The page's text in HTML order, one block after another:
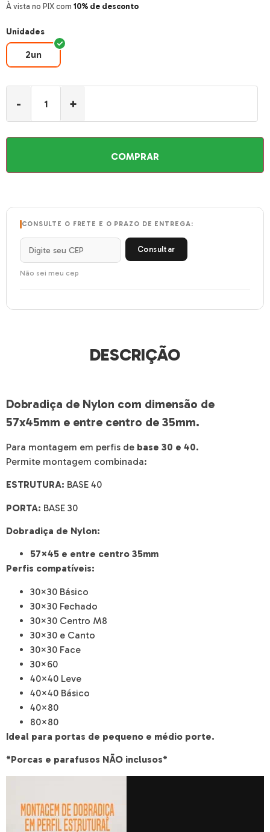
À vista no PIX com 10% de desconto
Unidades
2un
- +
COMPRAR
CONSULTE O FRETE E O PRAZO DE ENTREGA:
Consultar
Não sei meu cep
DESCRIÇÃO
Dobradiça de Nylon com dimensão de
57x45mm e entre centro de 35mm.
Para montagem em perfis de base 30 e 40.
Permite montagem combinada:
ESTRUTURA: BASE 40
PORTA: BASE 30
Dobradiça de Nylon:
57×45 e entre centro 35mm
Perfis compatíveis:
30×30 Básico
30×30 Fechado
30×30 Centro M8
30×30 e Canto
30×30 Face
30×60
40×40 Leve
40×40 Básico
40×80
80×80
Ideal para portas de pequeno e médio porte.
*Porcas e parafusos NÃO inclusos*